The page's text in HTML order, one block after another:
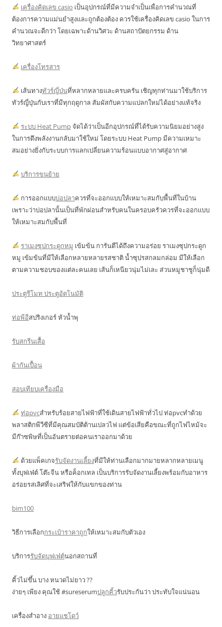
เครื่องคิดเลข casio เป็นอุปกรณ์ที่มีความจำเป็นเพื่อการคำนวณที่
ต้องการความแม่นยำสูงและถูกต้องต้อง ควรใช้เครื่องคิดเลข casio ในการ
คำนวณจะดีกว่า โดยเฉพาะด้านวิศวะ ด้านสถาปัตยกรรม ด้าน
วิทยาศาสตร์
เครื่องโทรสาร
เส้นทางทัวร์ญี่ปุ่นที่หลากหลายและครบครัน เชิญทุกท่านมาใช้บริการ
ทัวร์ญี่ปุ่นกับเราที่มีทุกฤดูกาล สัมผัสกับความแปลกใหม่ได้อย่างแท้จริง
ระบบ Heat Pumpจัดได้ว่าเป็นอีกอุปกรณ์ที่ได้รับความนิยมอย่างสูง
ในการดึงพลังงานกลับมาใช้ใหม่ โดยระบบ Heat Pump มีความเหมาะ
สมอย่างยิ่งกับระบบการแลกเปลี่ยนความร้อนแบบอากาศสู่อากาศ
บริการขนย้าย
การออกแบบบ่อปลาควรที่จะออกแบบให้เหมาะสมกับพื้นที่ในบ้าน
เพราะว่าบ่อปลานั้นเป็นที่พักผ่อนสำหรับคนในครอบครัวควรที่จะออกแบบ
ให้เหมาะสมกับพื้นที่
ราเมงซุปกระดูกหมู เข้มข้น การันตีได้ถึงความอร่อย ราเมงซุปกระดูก
หมู เข้มข้นที่มีให้เลือกหลายหลายรสชาติ น้ำซุปรสกลมกล่อม มีให้เลือก
ตามความชอบของแต่ละคนเลย เส้นก็เหนียวนุ่มไม่เละ ส่วนหมูชาชูก็นุ่มดี
ประตูรีโมท ประตูอัตโนมัติ
ท่อพีอีสปริงเกอร์ หัวน้ำพุ
รับสกรีนเสื้อ
ผ้ากันเปื้อน
สอบเทียบเครื่องมือ
ท่อpvcสำหรับร้อยสายไฟฟ้าที่ใช้เดินสายไฟฟ้าทั่วไป ท่อpvcทำด้วย
พลาสติกพีวีซีที่มีคุณสมบัติต้านเปลวไฟ แต่ข้อเสียคือขณะที่ถูกไฟไหม้จะ
มีก๊าซพิษที่เป็นอันตรายต่อคนเราออกมาด้วย
ด้วยแพ็คเกจรับจัดงานเลี้ยงที่มีให้ท่านเลือกมากมายหลากหลายเมนู
ทั้งบุฟเฟ่ต์ โต๊ะจีน หรือค็อกเทล เป็นบริการรับจัดงานเลี้ยงพร้อมกับอาหาร
อร่อยรสเลิศที่จะเสริฟให้กับแขกของท่าน
bim100
วิธีการเลือกกระเป๋าราคาถูกให้เหมาะสมกับตัวเอง
บริการรับจัดบุฟเฟ่ต์นอกสถานที่
คิ้วไม่ขึ้น บาง หนวดไม่ยาว ??
ง่ายๆ เพียง คุณใช้ #sureserumปลูกคิ้วรับประกันว่า ประทับใจแน่นอน
เครื่องสำอาง อายแชโดว์